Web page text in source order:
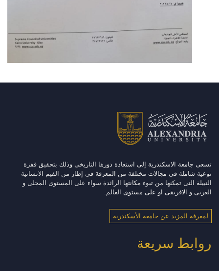
تسعى جامعة الاسكندرية إلى استعادة دورها التاريخى وذلك بتحقيق قفزة
نوعية شاملة فى مجالات مختلفة من المعرفة فى إطار من القيم الانسانية
النبيلة التى تمكنها من تبوء مكانتها الرائدة سواء على المستوى المحلى و
العربى و الافريقى او على مستوى العالم.
لمعرفة المزيد عن جامعة الأسكندرية
روابط سريعة